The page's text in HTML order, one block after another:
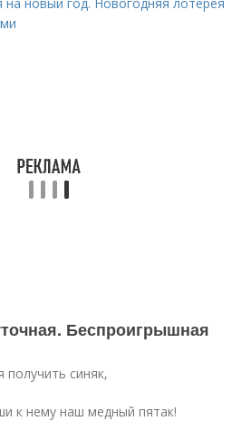
Беспроигрышная
получить синяк,
к нему наш медный пятак!